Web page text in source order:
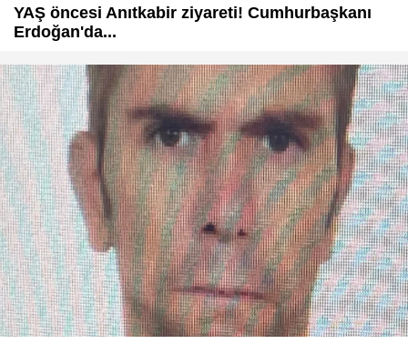
YAŞ öncesi Anıtkabir ziyareti! Cumhurbaşkanı
Erdoğan'da...